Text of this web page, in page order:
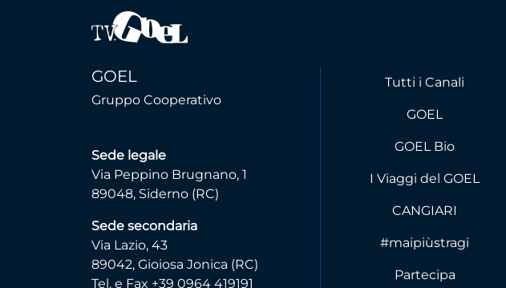
GOEL
Gruppo Cooperativo
Sede legale
Via Peppino Brugnano, 1
89048, Siderno (RC)
Sede secondaria
Via Lazio, 43
89042, Gioiosa Jonica (RC)
Tel. e Fax +39 0964 419191
Tutti i Canali
GOEL
GOEL Bio
I Viaggi del GOEL
CANGIARI
#maipiùstragi
Partecipa